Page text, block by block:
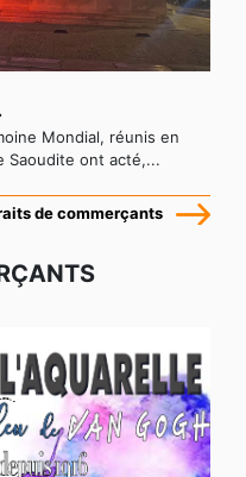
Mondial, réunis en
Saoudite ont acté,...
de commerçants